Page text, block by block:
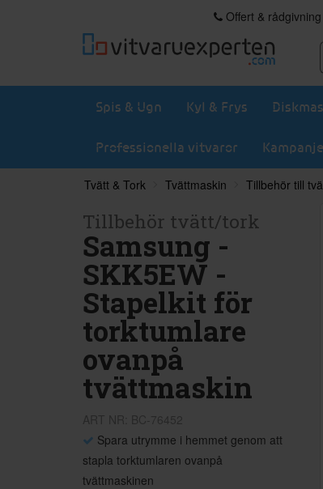
Offert & rådgivning
Spis & Ugn Kyl & Frys
Professionella vitvaror
Tvätt & Tork Tvättmaskin Tillbehör till
Tillbehör tvätt/tork
Samsung -
SKK5EW -
Stapelkit för
torktumlare
ovanpå
tvättmaskin
Spara utrymme i hemmet genom att
stapla torktumlaren ovanpå
tvättmaskinen